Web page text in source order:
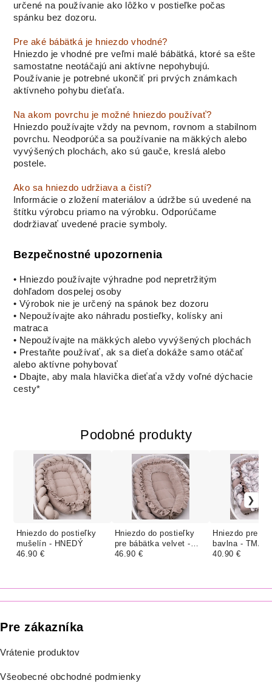
určené na používanie ako lôžko v postieľke počas
spánku bez dozoru.
Pre aké bábätká je hniezdo vhodné?
Hniezdo je vhodné pre veľmi malé bábätká, ktoré sa ešte
samostatne neotáčajú ani aktívne nepohybujú.
Používanie je potrebné ukončiť pri prvých známkach
aktívneho pohybu dieťaťa.
Na akom povrchu je možné hniezdo používať?
Hniezdo používajte vždy na pevnom, rovnom a stabilnom
povrchu. Neodporúča sa používanie na mäkkých alebo
vyvýšených plochách, ako sú gauče, kreslá alebo
postele.
Ako sa hniezdo udržiava a čistí?
Informácie o zložení materiálov a údržbe sú uvedené na
štítku výrobcu priamo na výrobku. Odporúčame
dodržiavať uvedené pracie symboly.
Bezpečnostné upozornenia
• Hniezdo používajte výhradne pod nepretržitým
dohľadom dospelej osoby
• Výrobok nie je určený na spánok bez dozoru
• Nepoužívajte ako náhradu postieľky, kolísky ani
matraca
• Nepoužívajte na mäkkých alebo vyvýšených plochách
• Prestaňte používať, ak sa dieťa dokáže samo otáčať
alebo aktívne pohybovať
• Dbajte, aby mala hlavička dieťaťa vždy voľné dýchacie
cesty*
Podobné produkty
Hniezdo do postieľky
mušelín - HNEDÝ
46.90 €
Hniezdo do postieľky
pre bábätka velvet -
CAPPUCCINO
46.90 €
Hniezdo pre
bavlna -
PIVOŇKY
40.90 €
Pre zákazníka
Vrátenie produktov
Všeobecné obchodné podmienky